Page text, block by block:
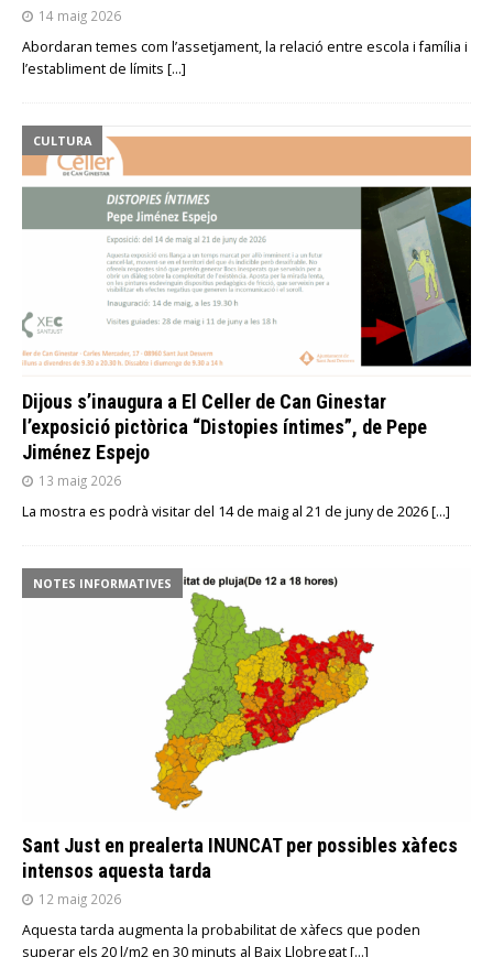
14 maig 2026
Abordaran temes com l’assetjament, la relació entre escola i família i
l’establiment de límits […]
CULTURA
Dijous s’inaugura a El Celler de Can Ginestar
l’exposició pictòrica “Distopies íntimes”, de Pepe
Jiménez Espejo
13 maig 2026
La mostra es podrà visitar del 14 de maig al 21 de juny de 2026[…]
NOTES INFORMATIVES
Sant Just en prealerta INUNCAT per possibles xàfecs
intensos aquesta tarda
12 maig 2026
Aquesta tarda augmenta la probabilitat de xàfecs que poden
superar els 20 l/m2 en 30 minuts al Baix Llobregat[…]